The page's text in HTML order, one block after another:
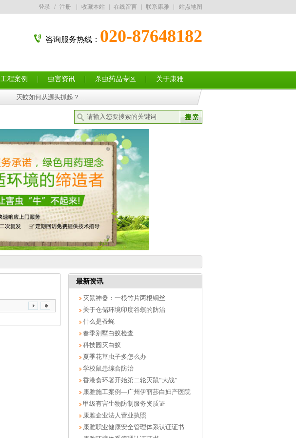
登录 / 注册 收藏本站 在线留言 联系康雅 站点地图
咨询服务热线： 020-87648182
工程案例 虫害资讯 杀虫药品专区 关于康雅
灭蚊如何从源头抓起？…
最新资讯
灭鼠神器：一根竹片两根铜丝
关于仓储环境印度谷螟的防治
什么是蚤蝇
春季别墅白蚁检查
科技园灭白蚁
夏季花草虫子多怎么办
学校鼠患综合防治
香港食环署开始第二轮灭鼠“大战”
康雅施工案例—广州伊丽莎白妇产医院
甲级有害生物防制服务资质证
康雅企业法人营业执照
康雅职业健康安全管理体系认证证书